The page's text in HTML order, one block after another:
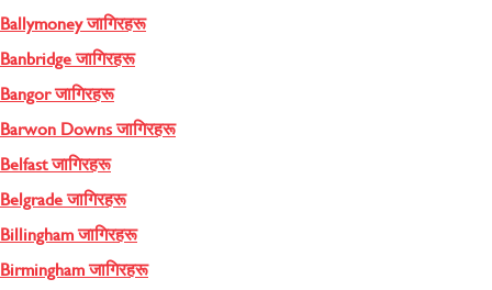
Ballymoney जागिरहरू
Banbridge जागिरहरू
Bangor जागिरहरू
Barwon Downs जागिरहरू
Belfast जागिरहरू
Belgrade जागिरहरू
Billingham जागिरहरू
Birmingham जागिरहरू